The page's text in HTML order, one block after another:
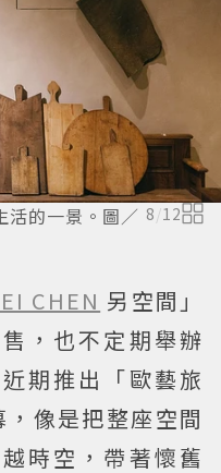
活的一景。圖／ 8/12
CHEN 另空間」
，也不定期舉辦
期推出「歐藝旅
像是把整座空間
時空，帶著懷舊